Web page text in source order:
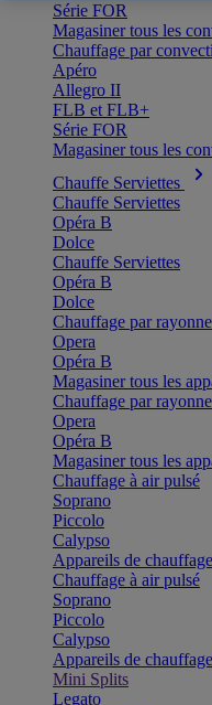
Série FOR
Magasiner tous les
Chauffage par
Apéro
Allegro II
FLB et FLB+
Série FOR
Magasiner tous les
Chauffe Serviettes
Chauffe Serviettes
Opéra B
Dolce
Chauffe Serviettes
Opéra B
Dolce
Chauffage par
Opera
Opéra B
Magasiner tous les
Chauffage par
Opera
Opéra B
Magasiner tous les
Chauffage à air pulsé
Soprano
Piccolo
Calypso
Appareils de
Chauffage à air pulsé
Soprano
Piccolo
Calypso
Appareils de
Mini Splits
Legato